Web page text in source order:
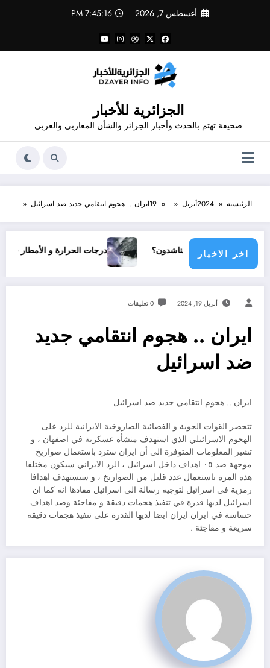
أغسطس 7, 2026 7:45:17 PM
الجزائرية للأخبار
صحيفة تهتم بالحدث وأخبار الجزائر والشأن المغاربي والعربي
الرئيسية 2024أبريل 19ايران .. هجوم انتقامي جديد ضد اسرائيل
اخر الاخبار
مجتمع دولي يناشدون؟ درجات الحرارة و الأمطار في سبتمبر 2026 في الجزائر
أبريل 19, 2024 0 تعليقات
ايران .. هجوم انتقامي جديد
ضد اسرائيل
ايران .. هجوم انتقامي جديد ضد اسرائيل
تتحضر القوات الجوية و الفضائية الصاروخية الايرانية للرد على
الهجوم الاسرائيلي الذي استهدف منشأة عسكرية في اصفهان ، و
تشير المعلومات المتوفرة الى أن ايران سترد باستعمال صواريخ
موجهة ضد ٠٥ اهداف داخل اسرائيل ، الرد الايراني سيكون مختلفا
هذه المرة باستعمال عدد قليل من الصواريخ ، و سيستهدف اهدافا
رمزية في اسرائيل لتوجيه رسالة الى اسرائيل مفادها انه كما ان
اسرائيل لديها قدرة في تنفيذ هجمات دقيقة و مفاجئة وضد اهداف
حساسة في ايران ايران ايضا لديها القدرة على تنفيذ هجمات دقيقة
سريعة و مفاجئة .